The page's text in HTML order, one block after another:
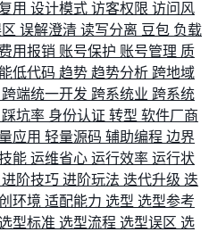
用 设计模式 访客权限 访问风
误解澄清 读写分离 豆包 负载
用报销 账号保护 账号管理 质
低代码 趋势 趋势分析 跨地域
跨端统一开发 跨系统业 跨系统
踩坑率 身份认证 转型 软件厂商
应用 轻量源码 辅助编程 边界
能 运维省心 运行效率 运行状
进阶技巧 进阶玩法 迭代升级 迭
环境 适配能力 选型 选型参考
型标准 选型流程 选型误区 选